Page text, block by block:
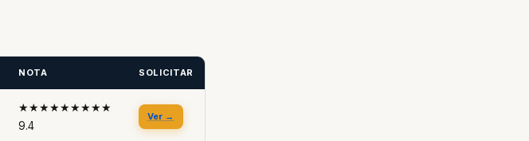
NOTA SOLICITAR
★★★★★★★★★
9.4
Ver →